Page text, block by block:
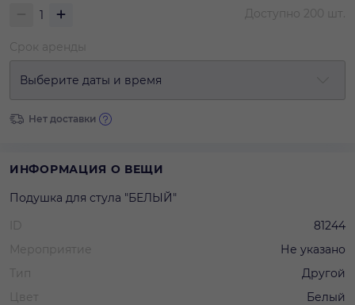
Доступно 200 шт.
Срок аренды
Выберите даты и время
Нет доставки
ИНФОРМАЦИЯ О ВЕЩИ
Подушка для стула "БЕЛЫЙ"
ID
81244
Мероприятие
Не указано
Тип
Другой
Цвет
Белый